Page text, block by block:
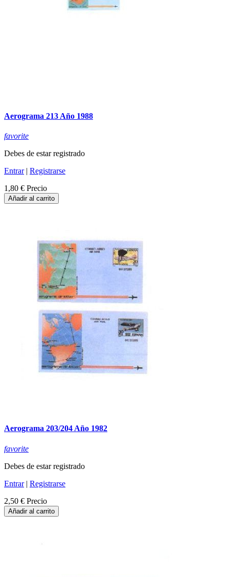
Aerograma 213 Año 1988
favorite
Debes de estar registrado
Entrar| Registrarse
1,80 € Precio
Añadir al carrito
Aerograma 203/204 Año 1982
favorite
Debes de estar registrado
Entrar| Registrarse
2,50 € Precio
Añadir al carrito